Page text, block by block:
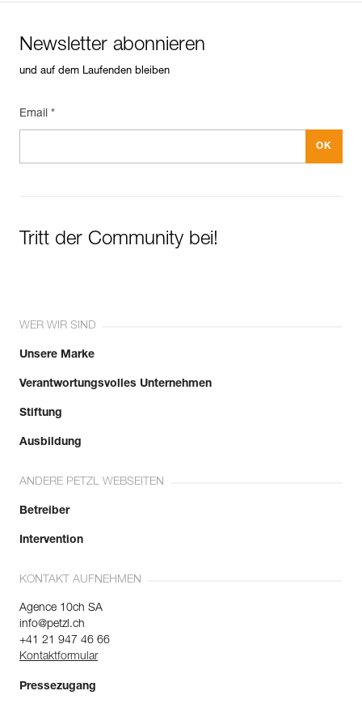
Newsletter abonnieren
und auf dem Laufenden bleiben
Email *
Tritt der Community bei!
WER WIR SIND
Unsere Marke
Verantwortungsvolles Unternehmen
Stiftung
Ausbildung
ANDERE PETZL WEBSEITEN
Betreiber
Intervention
KONTAKT AUFNEHMEN
Agence 10ch SA
info@petzl.ch
+41 21 947 46 66
Kontaktformular
Pressezugang